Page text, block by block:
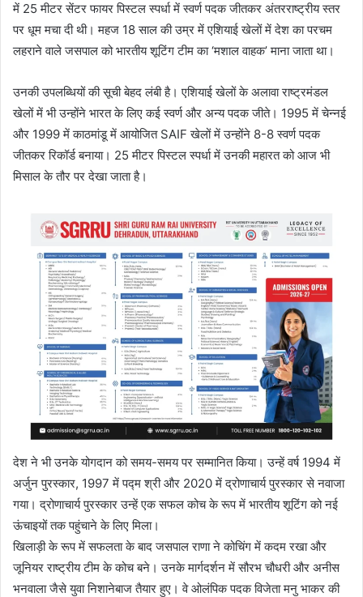
में 25 मीटर सेंटर फायर पिस्टल स्पर्धा में स्वर्ण पदक जीतकर अंतरराष्ट्रीय स्तर
पर धूम मचा दी थी। महज 18 साल की उम्र में एशियाई खेलों में देश का परचम
लहराने वाले जसपाल को भारतीय शूटिंग टीम का ‘मशाल वाहक’ माना जाता था।
उनकी उपलब्धियों की सूची बेहद लंबी है। एशियाई खेलों के अलावा राष्ट्रमंडल
खेलों में भी उन्होंने भारत के लिए कई स्वर्ण और अन्य पदक जीते। 1995 में चेन्नई
और 1999 में काठमांडू में आयोजित SAIF खेलों में उन्होंने 8-8 स्वर्ण पदक
जीतकर रिकॉर्ड बनाया। 25 मीटर पिस्टल स्पर्धा में उनकी महारत को आज भी
मिसाल के तौर पर देखा जाता है।
देश ने भी उनके योगदान को समय-समय पर सम्मानित किया। उन्हें वर्ष 1994 में
अर्जुन पुरस्कार, 1997 में पद्म श्री और 2020 में द्रोणाचार्य पुरस्कार से नवाजा
गया। द्रोणाचार्य पुरस्कार उन्हें एक सफल कोच के रूप में भारतीय शूटिंग को नई
ऊंचाइयों तक पहुंचाने के लिए मिला।
खिलाड़ी के रूप में सफलता के बाद जसपाल राणा ने कोचिंग में कदम रखा और
जूनियर राष्ट्रीय टीम के कोच बने। उनके मार्गदर्शन में सौरभ चौधरी और अनीस
भनवाला जैसे युवा निशानेबाज तैयार हुए। वे ओलंपिक पदक विजेता मनु भाकर की